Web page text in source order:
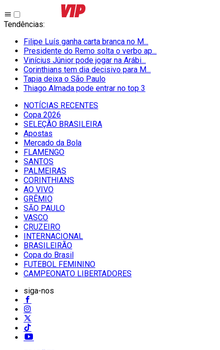
Tendências:
Filipe Luís ganha carta branca no M...
Presidente do Remo solta o verbo ap...
Vinícius Júnior pode jogar na Arábi...
Corinthians tem dia decisivo para M...
Tapia deixa o São Paulo
Thiago Almada pode entrar no top 3
NOTÍCIAS RECENTES
Copa 2026
SELEÇÃO BRASILEIRA
Apostas
Mercado da Bola
FLAMENGO
SANTOS
PALMEIRAS
CORINTHIANS
AO VIVO
GRÊMIO
SĀO PAULO
VASCO
CRUZEIRO
INTERNACIONAL
BRASILEIRÃO
Copa do Brasil
FUTEBOL FEMININO
CAMPEONATO LIBERTADORES
siga-nos